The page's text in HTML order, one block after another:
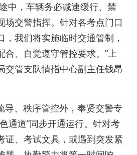
中，车辆务必减速缓行、禁
场交警指挥。针对各考点门口
我们将实施临时交通管制，
合、自觉遵守管控要求。”上
交管支队情指中心副主任钱昂
导、秩序管控外，奉贤交警专
通道”同步开通运行。针对考
证、考试文具，或遇到突发紧